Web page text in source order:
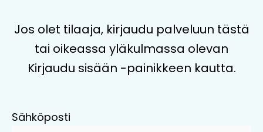
Jos olet tilaaja, kirjaudu palveluun tästä
tai oikeassa yläkulmassa olevan
Kirjaudu sisään -painikkeen kautta.
Sähköposti